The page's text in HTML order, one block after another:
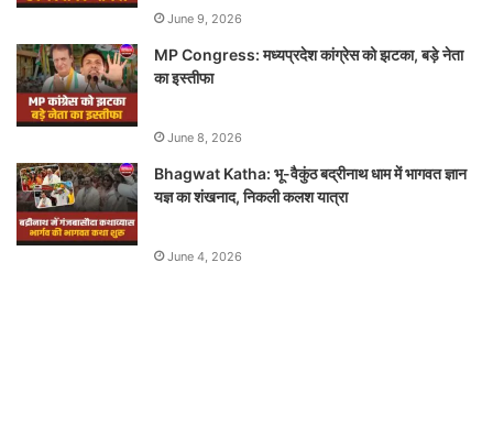
June 9, 2026
MP Congress: मध्यप्रदेश कांग्रेस को झटका, बड़े नेता
का इस्तीफा
June 8, 2026
Bhagwat Katha: भू-वैकुंठ बद्रीनाथ धाम में भागवत ज्ञान
यज्ञ का शंखनाद, निकली कलश यात्रा
June 4, 2026